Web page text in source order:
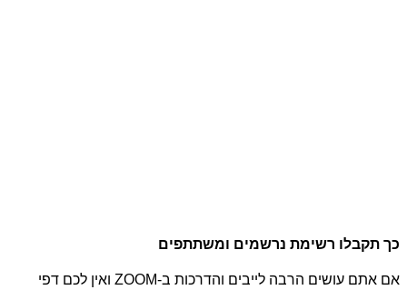
רשימת נרשמים ומשתתפים
אם אתם עושים הרבה לייבים והדרכות ב-ZOOM ואין לכם דפי